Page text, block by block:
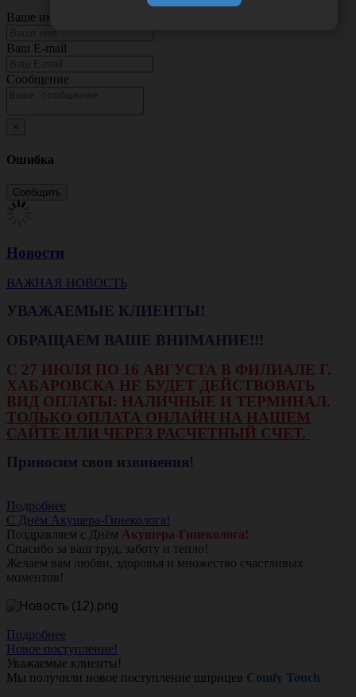
Ваше имя
Ваш E-mail
Сообщение
×
Ошибка
Новости
ВАЖНАЯ НОВОСТЬ
УВАЖАЕМЫЕ КЛИЕНТЫ!
ОБРАЩАЕМ ВАШЕ ВНИМАНИЕ!!!
С 27 ИЮЛЯ ПО 16 АВГУСТА В ФИЛИАЛЕ Г.
ХАБАРОВСКА НЕ БУДЕТ ДЕЙСТВОВАТЬ
ВИД ОПЛАТЫ: НАЛИЧНЫЕ И ТЕРМИНАЛ.
ТОЛЬКО ОПЛАТА ОНЛАЙН НА НАШЕМ
САЙТЕ ИЛИ ЧЕРЕЗ РАСЧЕТНЫЙ СЧЕТ.
Приносим свои извинения!
Подробнее
С Днём Акушера-Гинеколога!
Поздравляем с Днём Акушера-Гинеколога!
Спасибо за ваш труд, заботу и тепло!
Желаем вам любви, здоровья и множество счастливых
моментов!
Подробнее
Новое поступление!
Уважаемые клиенты!
Мы получили новое поступление шприцев Comfy Touch